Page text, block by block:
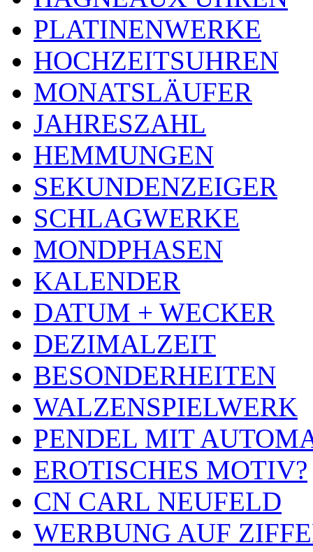
PLATINENWERKE
HOCHZEITSUHREN
MONATSLÄUFER
JAHRESZAHL
HEMMUNGEN
SEKUNDENZEIGER
SCHLAGWERKE
MONDPHASEN
KALENDER
DATUM + WECKER
DEZIMALZEIT
BESONDERHEITEN
WALZENSPIELWERK
PENDEL MIT
EROTISCHES MOTIV?
CN CARL NEUFELD
WERBUNG AUF